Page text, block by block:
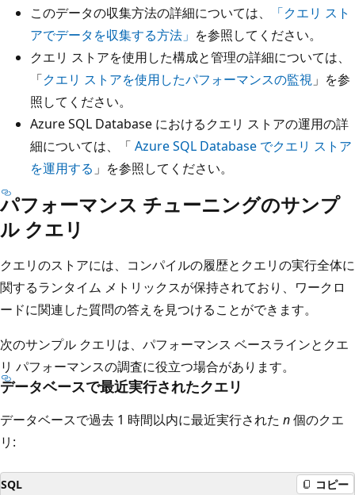
このデータの収集方法の詳細については、
「クエリ スト
アでデータを収集する方法」 を参照してください。
クエリ ストアを使用した構成と管理の詳細については、
「クエリ ストアを使用したパフォーマンスの監視 」を参
照してください。
Azure SQL Database におけるクエリ ストアの運用の詳
細については、「 Azure SQL Database でクエリ ストア
を運用する 」を参照してください。
パフォーマンス チューニングのサンプ
ル クエリ
クエリのストアには、コンパイルの履歴とクエリの実行全体に
関するランタイム メトリックスが保持されており、ワークロ
ードに関連した質問の答えを見つけることができます。
次のサンプル クエリは、パフォーマンス ベースラインとクエ
リ パフォーマンスの調査に役立つ場合があります。
データベースで最近実行されたクエリ
データベースで過去 1 時間以内に最近実行された n個のクエ
リ:
SQL コピー